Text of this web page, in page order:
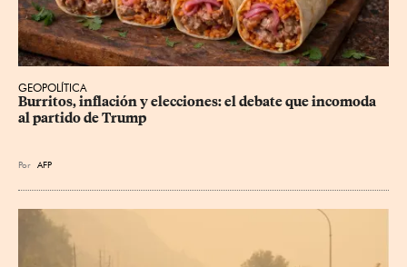
GEOPOLÍTICA
Burritos, inflación y elecciones: el debate que incomoda
al partido de Trump
Por AFP